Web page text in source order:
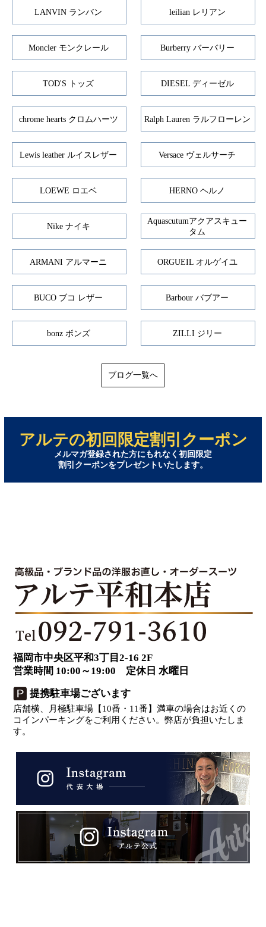
LANVIN ランバン leilian レリアン
Moncler モンクレール Burberry バーバリー
TOD'S トッズ DIESEL ディーゼル
chrome hearts クロムハーツ Ralph Lauren ラルフローレン
Lewis leather ルイスレザー Versace ヴェルサーチ
LOEWE ロエベ HERNO ヘルノ
Nike ナイキ
Aquascutumアクアスキュー
タム
ARMANI アルマーニ ORGUEIL オルゲイユ
BUCO ブコ レザー Barbour バブアー
bonz ボンズ ZILLI ジリー
ブログ一覧へ
アルテの初回限定割引クーポン
メルマガ登録された方にもれなく初回限定
割引クーポンをプレゼントいたします。
福岡市中央区平和3丁目2-16 2F
営業時間 10:00～19:00 定休日 水曜日
提携駐車場ございます
店舗横、月極駐車場【10番・11番】満車の場合はお近くの
コインパーキングをご利用ください。弊店が負担いたしま
す。